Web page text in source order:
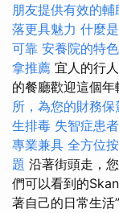
朋友提供有效的輔
落更具魅力 什麼
可靠 安養院的特
拿推薦 宜人的行
的餐廳歡迎這個年
所，為您的財務保
生排毒 失智症患
專業兼具 全方位
題 沿著街頭走，
們可以看到的
著自己的日常生